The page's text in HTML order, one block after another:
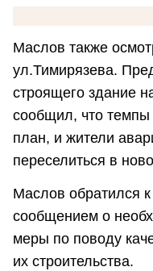
Маслов также
ул.Тимирязева.
строящего здание
сообщил, что темпы
план, и жители
переселиться в
Маслов обратился
сообщением о
меры по поводу
их строительства.